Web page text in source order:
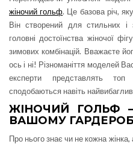
жіночий гольф. Це базова річ,
Він створений для стильних і
головні достоїнства жіночої
зимових комбінацій. Вважаєте
ось і ні! Різноманіття моделей
експерти представлять
сподобаються навіть
ЖІНОЧИЙ ГОЛЬФ
ВАШОМУ
Про нього знає чи не кожна